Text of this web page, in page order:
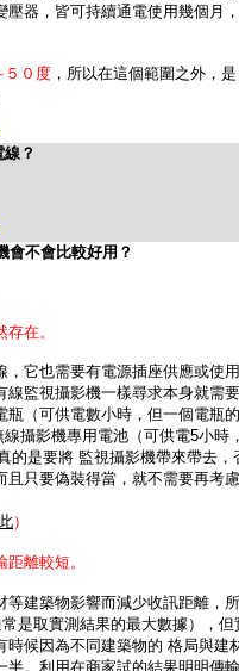
壓器，皆可持續通電使用幾個月，
５０度 ，所以在這個範圍之外，是
？
會不會比較好用？
在。
，它也需要有電源插座供應或使用
線監視攝影機一樣尋求本身就需要
瓶（可供電數小時，但一個電瓶的
攝影機專用電池（可供電5小時
的是要將 監視攝影機帶來帶去，
且只要偽裝得當，就不需要再考慮
）
離較短。
等建築物影響而減少收訊距離，所
是取實測結果的最大數據），但
時候因為不同建築物的 格局與建
半。利用在商家試的結果明明傳輸